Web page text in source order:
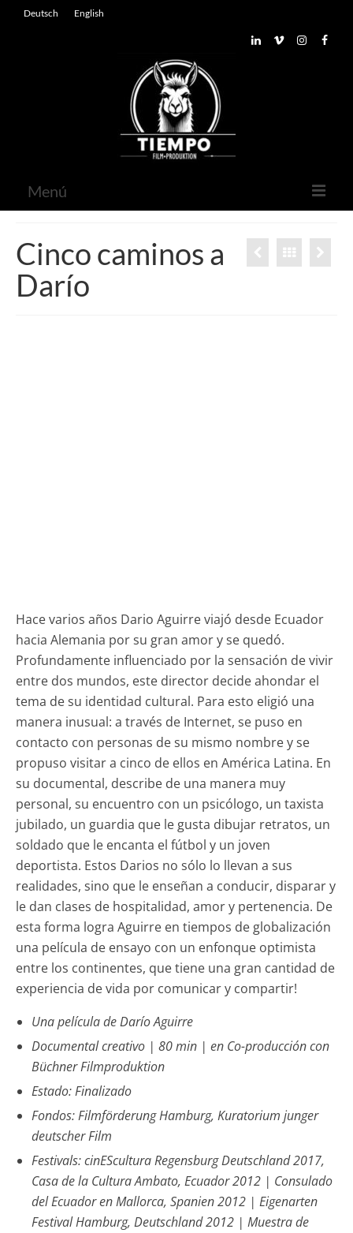
Deutsch English
Menú
Sobre nosotros
Contacto
Cinco caminos a
Darío
Hace varios años Dario Aguirre viajó desde Ecuador
hacia Alemania por su gran amor y se quedó.
Profundamente influenciado por la sensación de vivir
entre dos mundos, este director decide ahondar el
tema de su identidad cultural. Para esto eligió una
manera inusual: a través de Internet, se puso en
contacto con personas de su mismo nombre y se
propuso visitar a cinco de ellos en América Latina. En
su documental, describe de una manera muy
personal, su encuentro con un psicólogo, un taxista
jubilado, un guardia que le gusta dibujar retratos, un
soldado que le encanta el fútbol y un joven
deportista. Estos Darios no sólo lo llevan a sus
realidades, sino que le enseñan a conducir, disparar y
le dan clases de hospitalidad, amor y pertenencia. De
esta forma logra Aguirre en tiempos de globalización
una película de ensayo con un enfonque optimista
entre los continentes, que tiene una gran cantidad de
experiencia de vida por comunicar y compartir!
Una película de Darío Aguirre
Documental creativo | 80 min | en Co-producción con
Büchner Filmproduktion
Estado: Finalizado
Fondos: Filmförderung Hamburg, Kuratorium junger
deutscher Film
Festivals: cinEScultura Regensburg Deutschland 2017,
Casa de la Cultura Ambato, Ecuador 2012 | Consulado
del Ecuador en Mallorca, Spanien 2012 | Eigenarten
Festival Hamburg, Deutschland 2012 | Muestra de